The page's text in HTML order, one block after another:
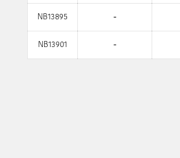
NB13895 -
NB13901 -